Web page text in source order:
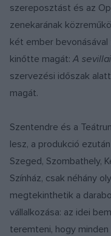
szereposztást és az
zenekarának
két ember
kinőtte magát:A
szervezési időszak
magát.
Szentendre és a
lesz, a produkció
Szeged, Szombathely,
Színház, csak néhány
megtekinthetik a
vállalkozása: az idei
teremteni, hogy